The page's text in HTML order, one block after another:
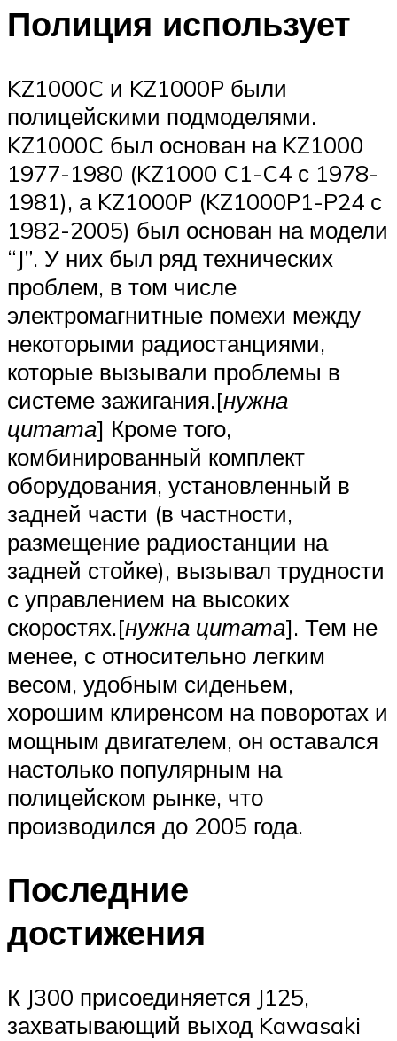
Полиция использует
KZ1000C и KZ1000P были
полицейскими подмоделями.
KZ1000C был основан на KZ1000
1977-1980 (KZ1000 C1-C4 с 1978-
1981), а KZ1000P (KZ1000P1-P24 с
1982-2005) был основан на модели
“J”. У них был ряд технических
проблем, в том числе
электромагнитные помехи между
некоторыми радиостанциями,
которые вызывали проблемы в
системе зажигания.[нужна
цитата] Кроме того,
комбинированный комплект
оборудования, установленный в
задней части (в частности,
размещение радиостанции на
задней стойке), вызывал трудности
с управлением на высоких
скоростях.[нужна цитата]. Тем не
менее, с относительно легким
весом, удобным сиденьем,
хорошим клиренсом на поворотах и
​​мощным двигателем, он оставался
настолько популярным на
полицейском рынке, что
производился до 2005 года.
Последние
достижения
К J300 присоединяется J125,
захватывающий выход Kawasaki